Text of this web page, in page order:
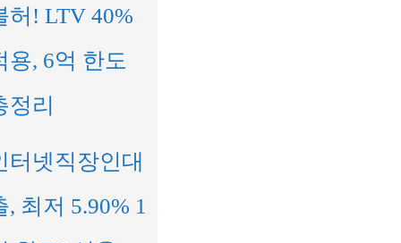
허! LTV 40%
용, 6억 한도
정리
터넷직장인대
, 최저 5.90% 1